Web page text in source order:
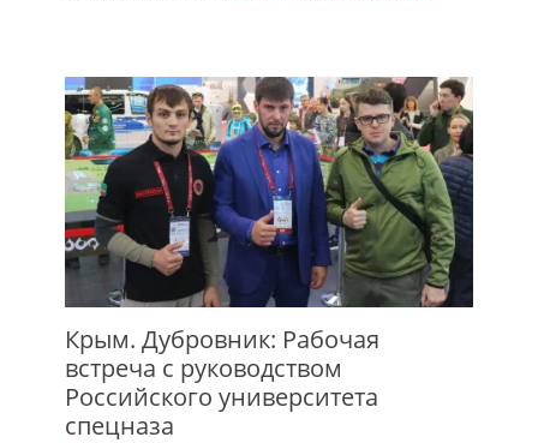
Крым. Дубровник: Рабочая
встреча с руководством
Российского университета
спецназа